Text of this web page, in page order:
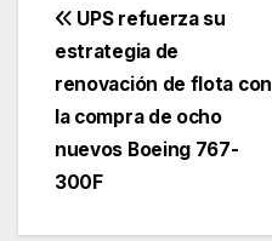
Navegación
de
entradas
UPS refuerza su
estrategia de
renovación de flota con
la compra de ocho
nuevos Boeing 767-
300F